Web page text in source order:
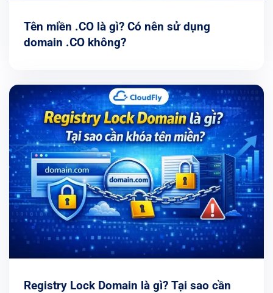
Tên miền .CO là gì? Có nên sử dụng
domain .CO không?
Registry Lock Domain là gì? Tại sao cần